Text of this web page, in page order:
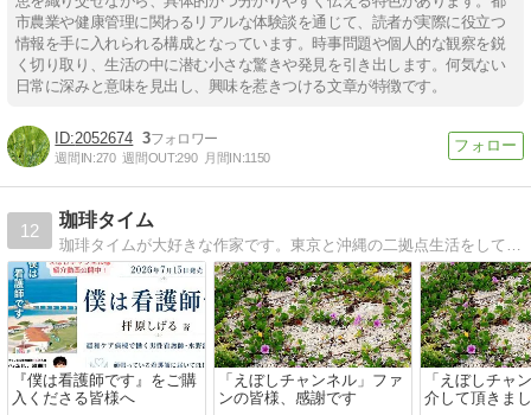
市農業や健康管理に関わるリアルな体験談を通じて、読者が実際に役立つ
情報を手に入れられる構成となっています。時事問題や個人的な観察を鋭
く切り取り、生活の中に潜む小さな驚きや発見を引き出します。何気ない
日常に深みと意味を見出し、興味を惹きつける文章が特徴です。
2052674 3
週間IN:270 週間OUT:290 月間IN:1150
12
珈琲タイム
『僕は看護師です』をご購
入くださる皆様へ
「えぼしチャンネル」ファ
ンの皆様、感謝です
「えぼしチャ
介して頂きま